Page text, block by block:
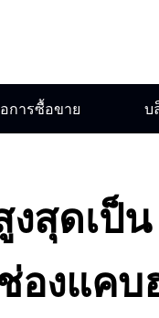
การซื้อขาย บ
สุดเป็น
องแคบ